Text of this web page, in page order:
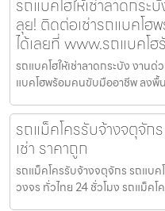
รถแบคโฮให้เช่าลาดกระ
ลุย! ติดต่อเช่ารถแบคโ
ได้เลยที่ www.รถแบคโ
รถแบคโฮให้เช่าลาดกระบัง งานด่
แบคโฮพร้อมคนขับมืออาชีพ ลงพื้
รถแม็คโครรับจ้างจตุจัก
เช่า ราคาถูก
รถแม็คโครรับจ้างจตุจักร รถแบค
วงจร ทั่วไทย 24 ชั่วโมง รถแม็ค